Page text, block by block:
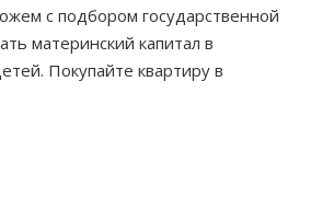
с подбором государственной
материнский капитал в
Покупайте квартиру в